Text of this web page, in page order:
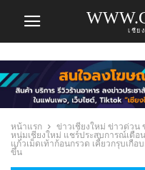
เชีย
หน้าแรก
ข่าวเชียงใหม่ ข่าวด่วน
หนุ่มเชียงใหม่ แชร์ประสบการณ์เตือ
แก้วเม็ดเท้าก้อนกรวด เคี้ยวกรุบเกื
ขึ้น